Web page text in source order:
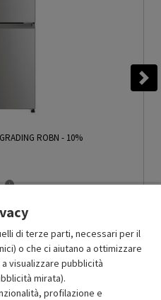
ROBN - 10%
di terze parti, necessari per il
o che ci aiutano a ottimizzare
visualizzare pubblicità
mirata).
profilazione e